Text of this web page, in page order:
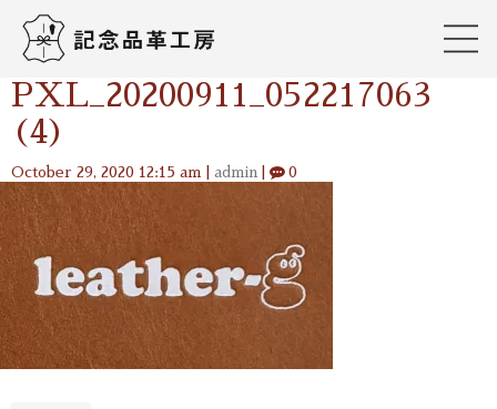
PXL_20200911_052217063
(4)
October 29, 2020 12:15 am admin 0